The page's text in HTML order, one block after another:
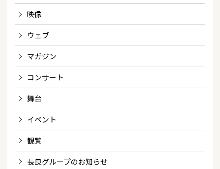
映像
ウェブ
マガジン
コンサート
舞台
イベント
観覧
長良グループのお知らせ